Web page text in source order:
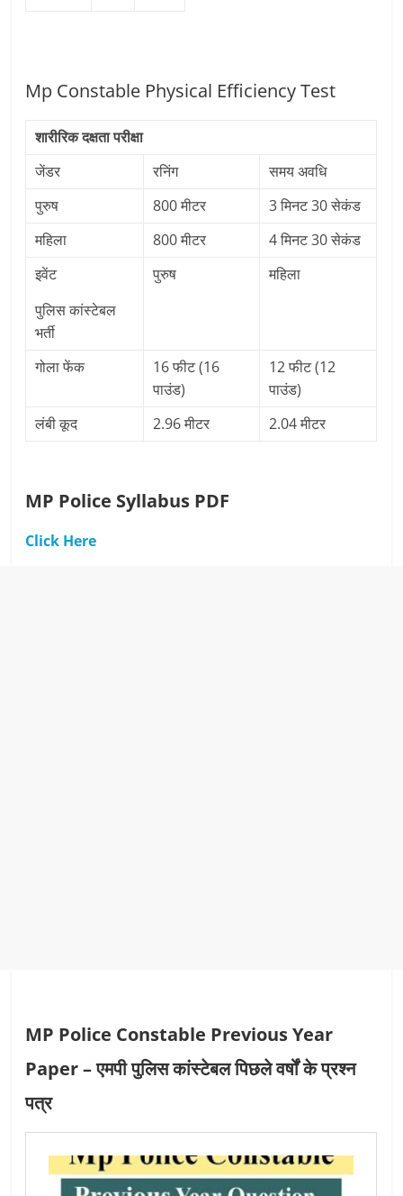
Mp Constable Physical Efficiency Test
शारीरिक दक्षता परीक्षा
जेंडर
रनिंग
समय अवधि
पुरुष
800 मीटर
3 मिनट 30 सेकंड
महिला
800 मीटर
4 मिनट 30 सेकंड
इवेंट
पुलिस कांस्टेबल
भर्ती
पुरुष महिला
गोला फेंक
16 फीट (16
पाउंड)
12 फीट (12
पाउंड)
लंबी कूद
2.96 मीटर 2.04 मीटर
MP Police Syllabus PDF
Click Here
MP Police Constable Previous Year
Paper – एमपी पुलिस कांस्टेबल पिछले वर्षों के प्रश्न
पत्र